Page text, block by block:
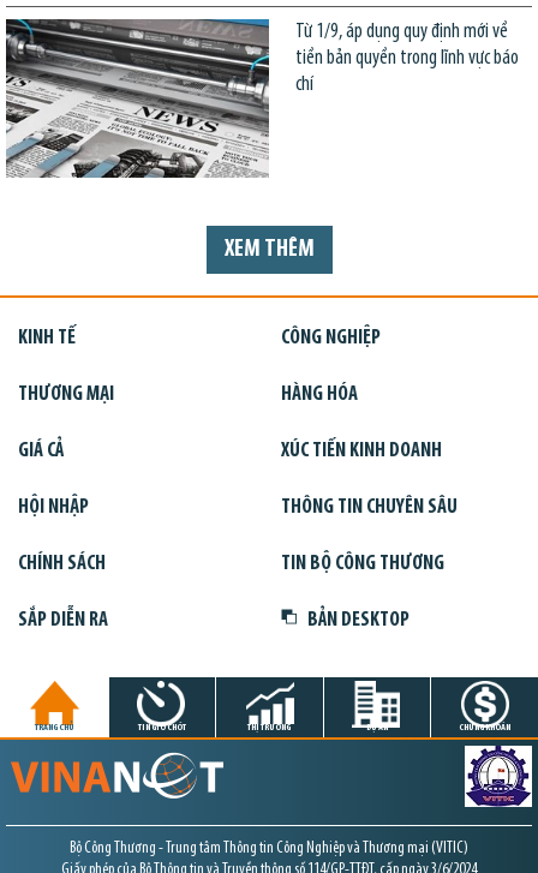
Từ 1/9, áp dụng quy định mới về
tiền bản quyền trong lĩnh vực báo
chí
XEM THÊM
KINH TẾ CÔNG NGHIỆP
THƯƠNG MẠI HÀNG HÓA
GIÁ CẢ XÚC TIẾN KINH DOANH
HỘI NHẬP THÔNG TIN CHUYÊN SÂU
CHÍNH SÁCH TIN BỘ CÔNG THƯƠNG
SẮP DIỄN RA BẢN DESKTOP
TRANG CHỦ TIN GIỜ CHÓT THỊ TRƯỜNG DỰ ÁN CHỨNG KHOÁN
Bộ Công Thương - Trung tâm Thông tin Công Nghiệp và Thương mại (VITIC)